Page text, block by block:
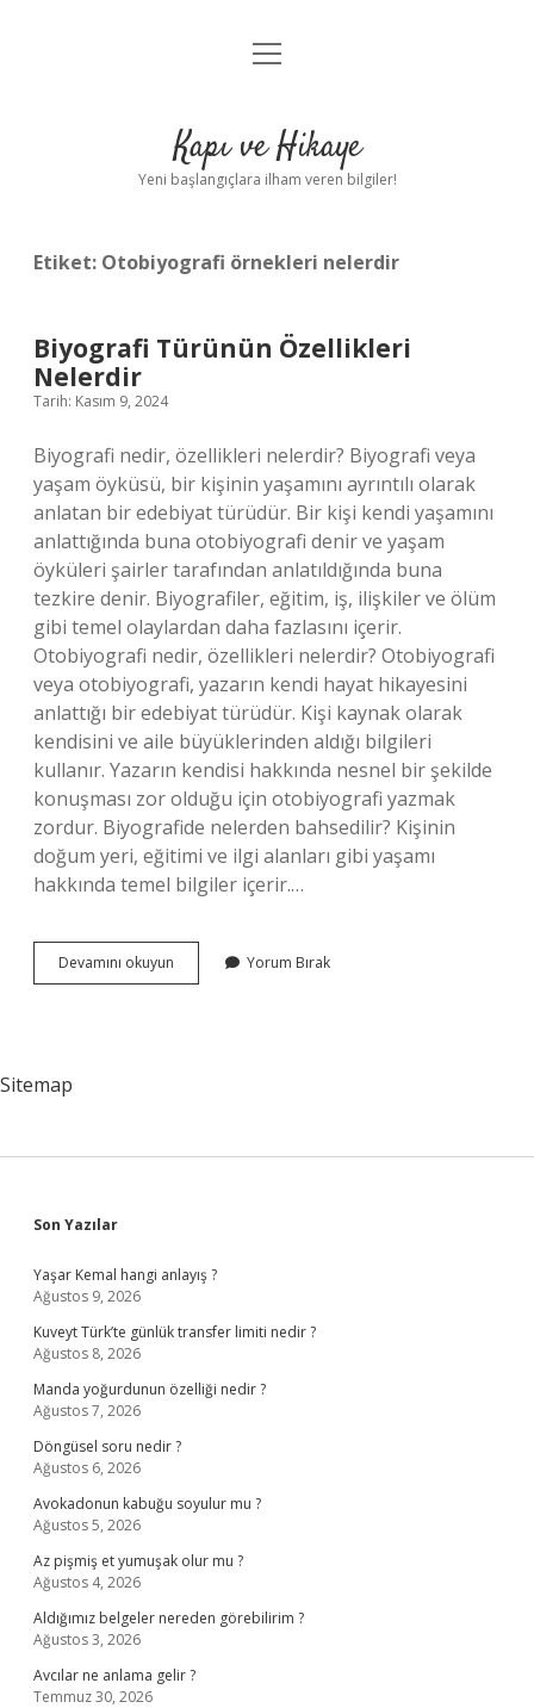
Anasayfa
Yasal Uyarı
menüyü
Kapı ve Hikaye
Yeni başlangıçlara ilham veren bilgiler!
Etiket: Otobiyografi örnekleri nelerdir
Biyografi Türünün Özellikleri
Nelerdir
Tarih: Kasım 9, 2024
Biyografi nedir, özellikleri nelerdir? Biyografi veya
yaşam öyküsü, bir kişinin yaşamını ayrıntılı olarak
anlatan bir edebiyat türüdür. Bir kişi kendi yaşamını
anlattığında buna otobiyografi denir ve yaşam
öyküleri şairler tarafından anlatıldığında buna
tezkire denir. Biyografiler, eğitim, iş, ilişkiler ve ölüm
gibi temel olaylardan daha fazlasını içerir.
Otobiyografi nedir, özellikleri nelerdir? Otobiyografi
veya otobiyografi, yazarın kendi hayat hikayesini
anlattığı bir edebiyat türüdür. Kişi kaynak olarak
kendisini ve aile büyüklerinden aldığı bilgileri
kullanır. Yazarın kendisi hakkında nesnel bir şekilde
konuşması zor olduğu için otobiyografi yazmak
zordur. Biyografide nelerden bahsedilir? Kişinin
doğum yeri, eğitimi ve ilgi alanları gibi yaşamı
hakkında temel bilgiler içerir.…
Devamını okuyun Biyografi
Türünün
Yorum Bırak
Sitemap
Sidebar
Son Yazılar
Yaşar Kemal hangi anlayış ?
Ağustos 9, 2026
Kuveyt Türk’te günlük transfer limiti nedir ?
Ağustos 8, 2026
Manda yoğurdunun özelliği nedir ?
Ağustos 7, 2026
Döngüsel soru nedir ?
Ağustos 6, 2026
Avokadonun kabuğu soyulur mu ?
Ağustos 5, 2026
Az pişmiş et yumuşak olur mu ?
Ağustos 4, 2026
Aldığımız belgeler nereden görebilirim ?
Ağustos 3, 2026
Avcılar ne anlama gelir ?
Temmuz 30, 2026